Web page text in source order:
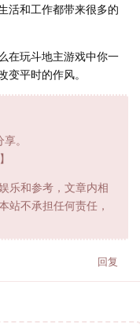
活和工作都带来很多的
在玩斗地主游戏中你一
平时的作风。
。
】
乐和参考，文章内相
站不承担任何责任，
回复